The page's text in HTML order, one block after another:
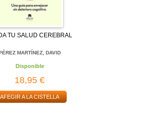
TU SALUD CEREBRAL
MARTÍNEZ, DAVID
Disponible
18,95 €
AFEGIR A LA CISTELLA